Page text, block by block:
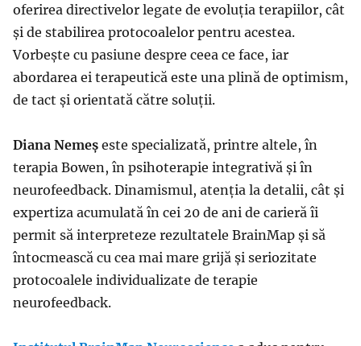
oferirea directivelor legate de evoluția terapiilor, cât
și de stabilirea protocoalelor pentru acestea.
Vorbește cu pasiune despre ceea ce face, iar
abordarea ei terapeutică este una plină de optimism,
de tact și orientată către soluții.
Diana Nemeș este specializată, printre altele, în
terapia Bowen, în psihoterapie integrativă și în
neurofeedback. Dinamismul, atenția la detalii, cât și
expertiza acumulată în cei 20 de ani de carieră îi
permit să interpreteze rezultatele BrainMap și să
întocmească cu cea mai mare grijă și seriozitate
protocoalele individualizate de terapie
neurofeedback.